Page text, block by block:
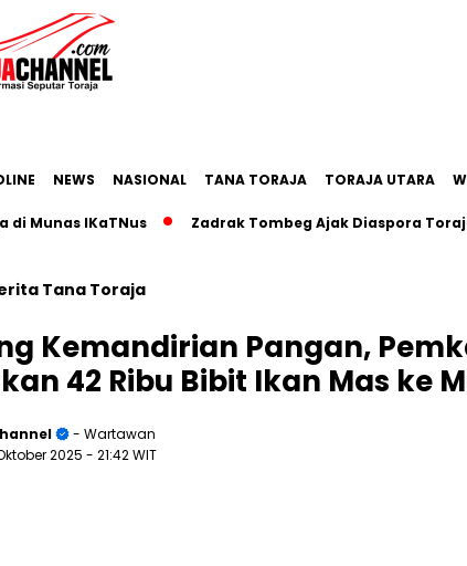
NEWS NASIONAL TANA TORAJA TORAJA UTARA
IKaTNus Zadrak Tombeg Ajak Diaspora Toraja
Tana Toraja
Kemandirian Pangan,
42 Ribu Bibit Ikan Mas ke
- Wartawan
2025 - 21:42 WIT